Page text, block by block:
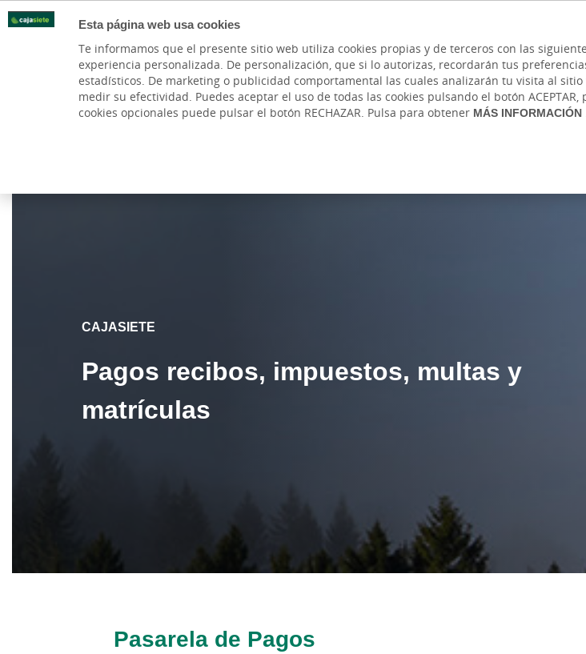
Esta página web usa cookies
Te informamos que el presente sitio web utiliza cookies propias y de terceros con las
experiencia personalizada. De personalización, que si lo autorizas, recordarán tus
estadísticos. De marketing o publicidad comportamental las cuales analizarán tu visita al
medir su efectividad. Puedes aceptar el uso de todas las cookies pulsando el botón
cookies opcionales puede pulsar el botón RECHAZAR. Pulsa para obtener MÁS INFORMACIÓN
PARTICULARES BANCA PRIVADA AUTÓNOMOS Y
CAJASIETE
Pagos recibos, impuestos, multas y
matrículas
Pasarela de Pagos